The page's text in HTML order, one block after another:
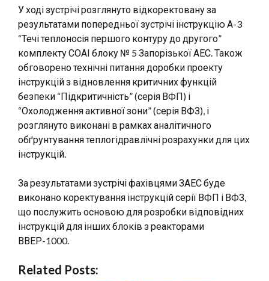
У ході зустрічі розглянуто відкоректовану за
результатами попередньої зустрічі інструкцію А-3
“Течі теплоносія першого контуру до другого”
комплекту СОАІ блоку № 5 Запорізької АЕС. Також
обговорено технічні питання доробки проекту
інструкцій з відновлення критичних функцій
безпеки “Підкритичність” (серія ВФП) і
“Охолодження активної зони” (серія ВФЗ), і
розглянуто виконані в рамках аналітичного
обґрунтування теплогідравлічні розрахунки для цих
інструкцій.
За результатами зустрічі фахівцями ЗАЕС буде
виконано коректування інструкцій серії ВФП і ВФЗ,
що послужить основою для розробки відповідних
інструкцій для інших блоків з реакторами
ВВЕР-1000.
Related Posts: